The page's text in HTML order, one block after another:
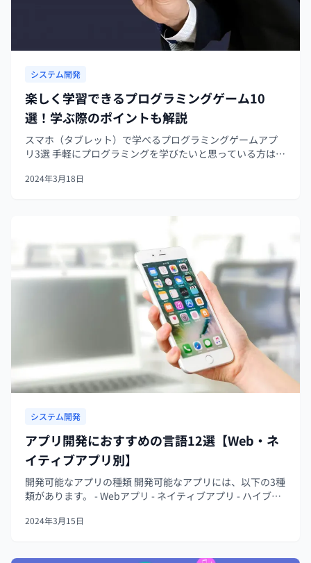
システム開発
楽しく学習できるプログラミングゲーム10
選！学ぶ際のポイントも解説
スマホ（タブレット）で学べるプログラミングゲームアプ
リ3選 手軽にプログラミングを学びたいと思っている方は、
です。ここでは、スマホやタブレットで学習できるプログ
2024年3月18日
システム開発
アプリ開発におすすめの言語12選【Web・ネ
イティブアプリ別】
開発可能なアプリの種類 開発可能なアプリには、以下の3種
類があります。 - Webアプリ - ネイティブアプリ - ハイブリ
アプリケーションを指します。インターネットに接...
2024年3月15日